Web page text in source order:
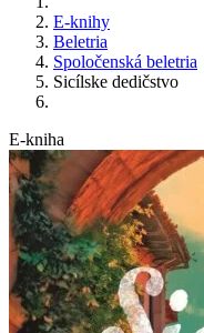
E-knihy
Beletria
Spoločenská beletria
Sicílske dedičstvo
E-kniha